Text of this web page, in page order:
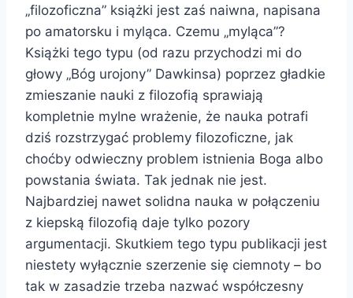
„filozoficzna” książki jest zaś naiwna, napisana
po amatorsku i myląca. Czemu „myląca”?
Książki tego typu (od razu przychodzi mi do
głowy „Bóg urojony” Dawkinsa) poprzez gładkie
zmieszanie nauki z filozofią sprawiają
kompletnie mylne wrażenie, że nauka potrafi
dziś rozstrzygać problemy filozoficzne, jak
choćby odwieczny problem istnienia Boga albo
powstania świata. Tak jednak nie jest.
Najbardziej nawet solidna nauka w połączeniu
z kiepską filozofią daje tylko pozory
argumentacji. Skutkiem tego typu publikacji jest
niestety wyłącznie szerzenie się ciemnoty – bo
tak w zasadzie trzeba nazwać współczesny